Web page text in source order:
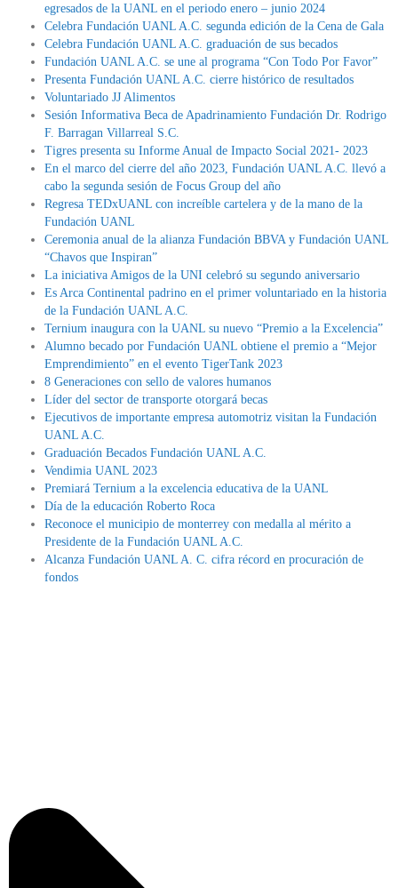
egresados de la UANL en el periodo enero – junio 2024
Celebra Fundación UANL A.C. segunda edición de la Cena de Gala
Celebra Fundación UANL A.C. graduación de sus becados
Fundación UANL A.C. se une al programa “Con Todo Por Favor”
Presenta Fundación UANL A.C. cierre histórico de resultados
Voluntariado JJ Alimentos
Sesión Informativa Beca de Apadrinamiento Fundación Dr. Rodrigo
F. Barragan Villarreal S.C.
Tigres presenta su Informe Anual de Impacto Social 2021- 2023
En el marco del cierre del año 2023, Fundación UANL A.C. llevó a
cabo la segunda sesión de Focus Group del año
Regresa TEDxUANL con increíble cartelera y de la mano de la
Fundación UANL
Ceremonia anual de la alianza Fundación BBVA y Fundación UANL
“Chavos que Inspiran”
La iniciativa Amigos de la UNI celebró su segundo aniversario
Es Arca Continental padrino en el primer voluntariado en la historia
de la Fundación UANL A.C.
Ternium inaugura con la UANL su nuevo “Premio a la Excelencia”
Alumno becado por Fundación UANL obtiene el premio a “Mejor
Emprendimiento” en el evento TigerTank 2023
8 Generaciones con sello de valores humanos
Líder del sector de transporte otorgará becas
Ejecutivos de importante empresa automotriz visitan la Fundación
UANL A.C.
Graduación Becados Fundación UANL A.C.
Vendimia UANL 2023
Premiará Ternium a la excelencia educativa de la UANL
Día de la educación Roberto Roca
Reconoce el municipio de monterrey con medalla al mérito a
Presidente de la Fundación UANL A.C.
Alcanza Fundación UANL A. C. cifra récord en procuración de
fondos